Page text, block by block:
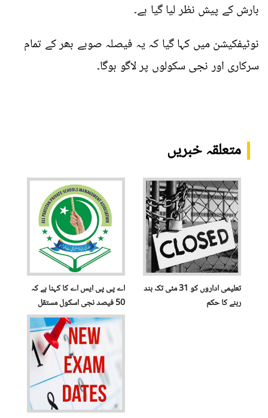
بارش کے پیش نظر لیا گیا ہے۔
نوٹیفکیشن میں کہا گیا کہ یہ فیصلہ صوبے بھر کے تمام
سرکاری اور نجی سکولوں پر لاگو ہوگا۔
متعلقہ خبریں
اے پی پی ایس اے کا کہنا ہے کہ
50 فیصد نجی اسکول مستقل
طور پر بند ہوسکتے ہیں
تعلیمی اداروں کو 31 مئی تک بند
رہنے کا حکم